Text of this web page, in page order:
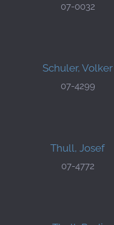
07-0032
Schuler, Volker
07-4299
Thull, Josef
07-4772